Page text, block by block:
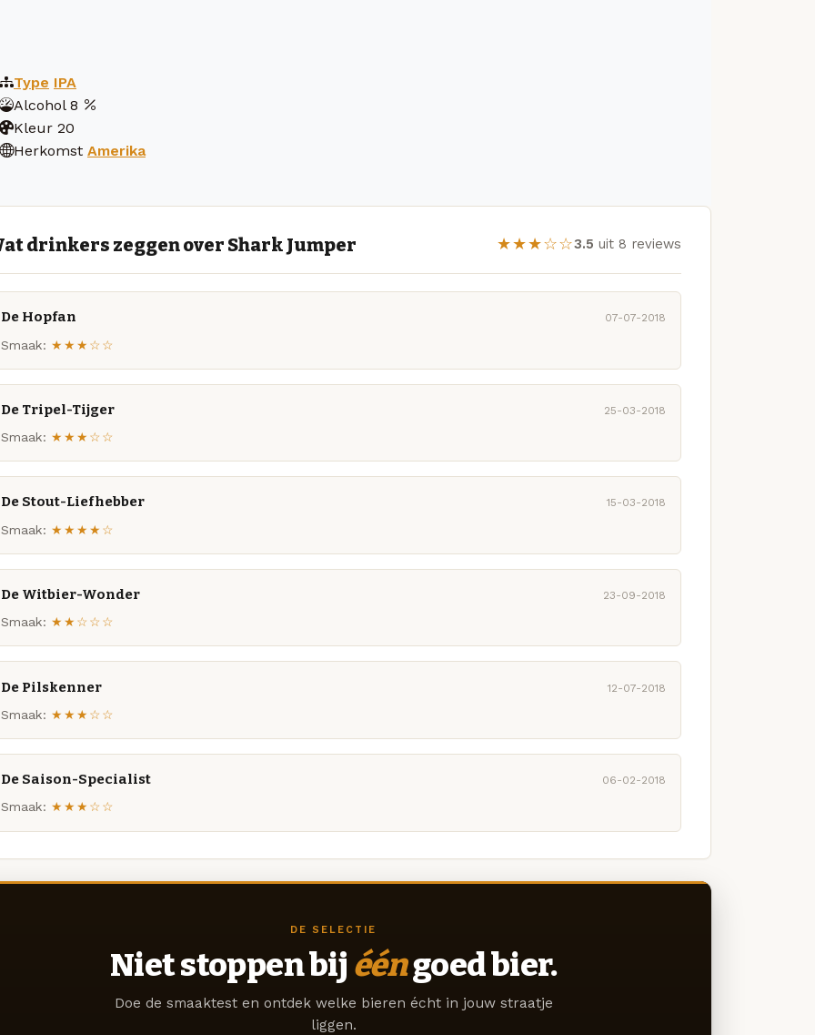
Type IPA
Alcohol 8
Kleur 20
Herkomst Amerika
drinkers zeggen over Shark Jumper ★★★☆☆3.5 uit 8 reviews
De Hopfan 07-07-2018
Smaak: ★★★☆☆
De Tripel-Tijger 25-03-2018
Smaak: ★★★☆☆
De Stout-Liefhebber 15-03-2018
Smaak: ★★★★☆
De Witbier-Wonder 23-09-2018
Smaak: ★★☆☆☆
De Pilskenner 12-07-2018
Smaak: ★★★☆☆
De Saison-Specialist 06-02-2018
Smaak: ★★★☆☆
DE SELECTIE
Niet stoppen bij ééngoed bier.
Doe de smaaktest en ontdek welke bieren écht in jouw straatje
liggen.